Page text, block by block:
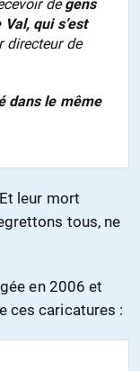
degens
qui s’est
directeur de
dans le même
leur mort
tous, ne
en 2006 et
ces caricatures :